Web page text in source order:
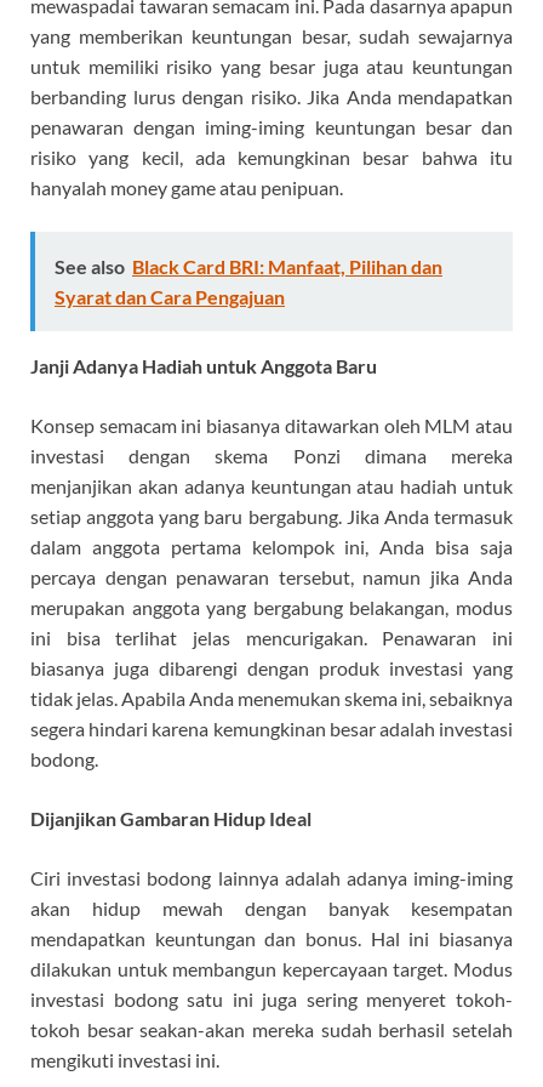
mewaspadai tawaran semacam ini. Pada dasarnya apapun
yang memberikan keuntungan besar, sudah sewajarnya
untuk memiliki risiko yang besar juga atau keuntungan
berbanding lurus dengan risiko. Jika Anda mendapatkan
penawaran dengan iming-iming keuntungan besar dan
risiko yang kecil, ada kemungkinan besar bahwa itu
hanyalah money game atau penipuan.
See also Black Card BRI: Manfaat, Pilihan dan
Syarat dan Cara Pengajuan
Janji Adanya Hadiah untuk Anggota Baru
Konsep semacam ini biasanya ditawarkan oleh MLM atau
investasi dengan skema Ponzi dimana mereka
menjanjikan akan adanya keuntungan atau hadiah untuk
setiap anggota yang baru bergabung. Jika Anda termasuk
dalam anggota pertama kelompok ini, Anda bisa saja
percaya dengan penawaran tersebut, namun jika Anda
merupakan anggota yang bergabung belakangan, modus
ini bisa terlihat jelas mencurigakan. Penawaran ini
biasanya juga dibarengi dengan produk investasi yang
tidak jelas. Apabila Anda menemukan skema ini, sebaiknya
segera hindari karena kemungkinan besar adalah investasi
bodong.
Dijanjikan Gambaran Hidup Ideal
Ciri investasi bodong lainnya adalah adanya iming-iming
akan hidup mewah dengan banyak kesempatan
mendapatkan keuntungan dan bonus. Hal ini biasanya
dilakukan untuk membangun kepercayaan target. Modus
investasi bodong satu ini juga sering menyeret tokoh-
tokoh besar seakan-akan mereka sudah berhasil setelah
mengikuti investasi ini.